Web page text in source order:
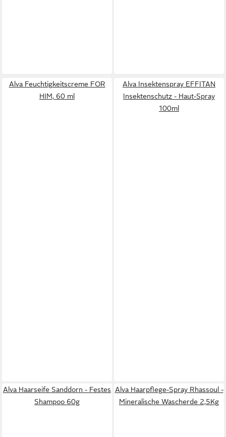
Alva Feuchtigkeitscreme FOR
HIM, 60 ml
Alva Insektenspray EFFITAN
Insektenschutz - Haut-Spray
100ml
Alva Haarseife Sanddorn - Festes
Shampoo 60g
Alva Haarpflege-Spray Rhassoul -
Mineralische Wascherde 2,5Kg